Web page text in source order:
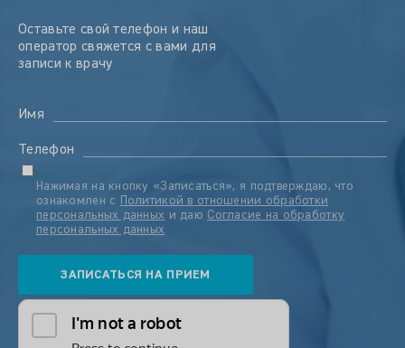
Оставьте свой телефон и наш
оператор свяжется с вами для
записи к врачу
Имя
Телефон
Нажимая на кнопку «Записаться», я подтверждаю, что
ознакомлен с
Политикой в отношении обработки
персональных данных и даю Согласие на обработку
персональных данных